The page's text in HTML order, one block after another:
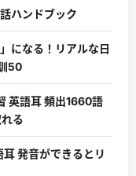
ハンドブック
になる！リアルな日
50
英語耳 頻出1660語
る
耳 発音ができるとリ